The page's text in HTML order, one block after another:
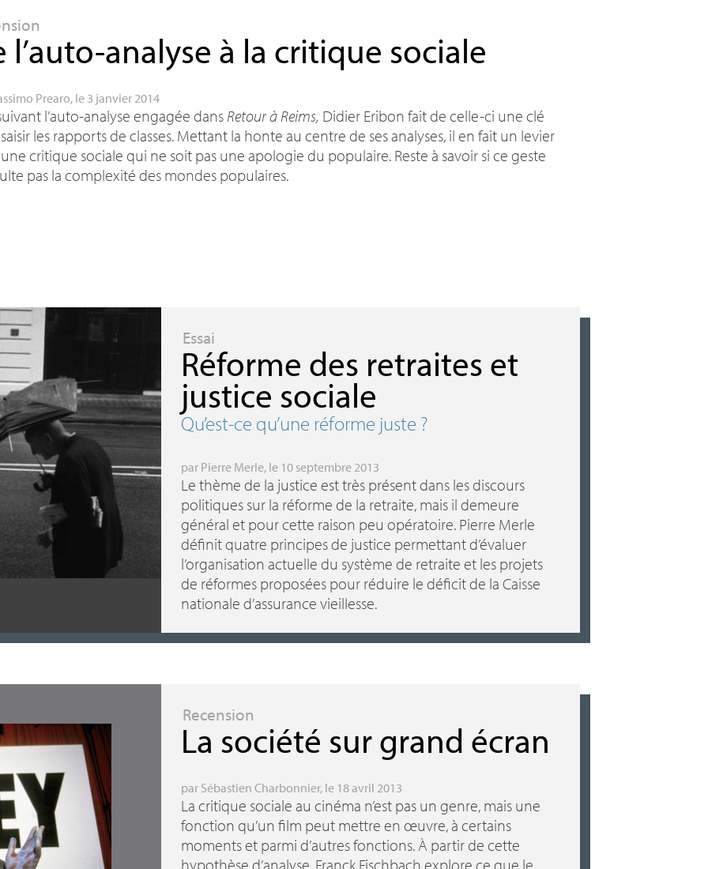
l’auto-analyse à la critique sociale
Prearo, le 3 janvier 2014
l’auto-analyse engagée dansRetour à Reims, Didier Eribon fait de celle-ci une clé
les rapports de classes. Mettant la honte au centre de ses analyses, il en fait un levier
critique sociale qui ne soit pas une apologie du populaire. Reste à savoir si ce geste
pas la complexité des mondes populaires.
Essai
Réforme des retraites et
justice sociale
Qu’est-ce qu’une réforme juste ?
par Pierre Merle, le 10 septembre 2013
Le thème de la justice est très présent dans les discours
politiques sur la réforme de la retraite, mais il demeure
général et pour cette raison peu opératoire. Pierre Merle
définit quatre principes de justice permettant d’évaluer
l’organisation actuelle du système de retraite et les projets
de réformes proposées pour réduire le déficit de la Caisse
nationale d’assurance vieillesse.
Recension
La société sur grand écran
par Sébastien Charbonnier, le 18 avril 2013
La critique sociale au cinéma n’est pas un genre, mais une
fonction qu’un film peut mettre en œuvre, à certains
moments et parmi d’autres fonctions. À partir de cette
hypothèse d’analyse, Franck Fischbach explore ce que le